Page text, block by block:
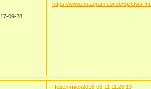
09-28
https://www.instagram.com/p/
Поделиться2018-06-11 11:28:13